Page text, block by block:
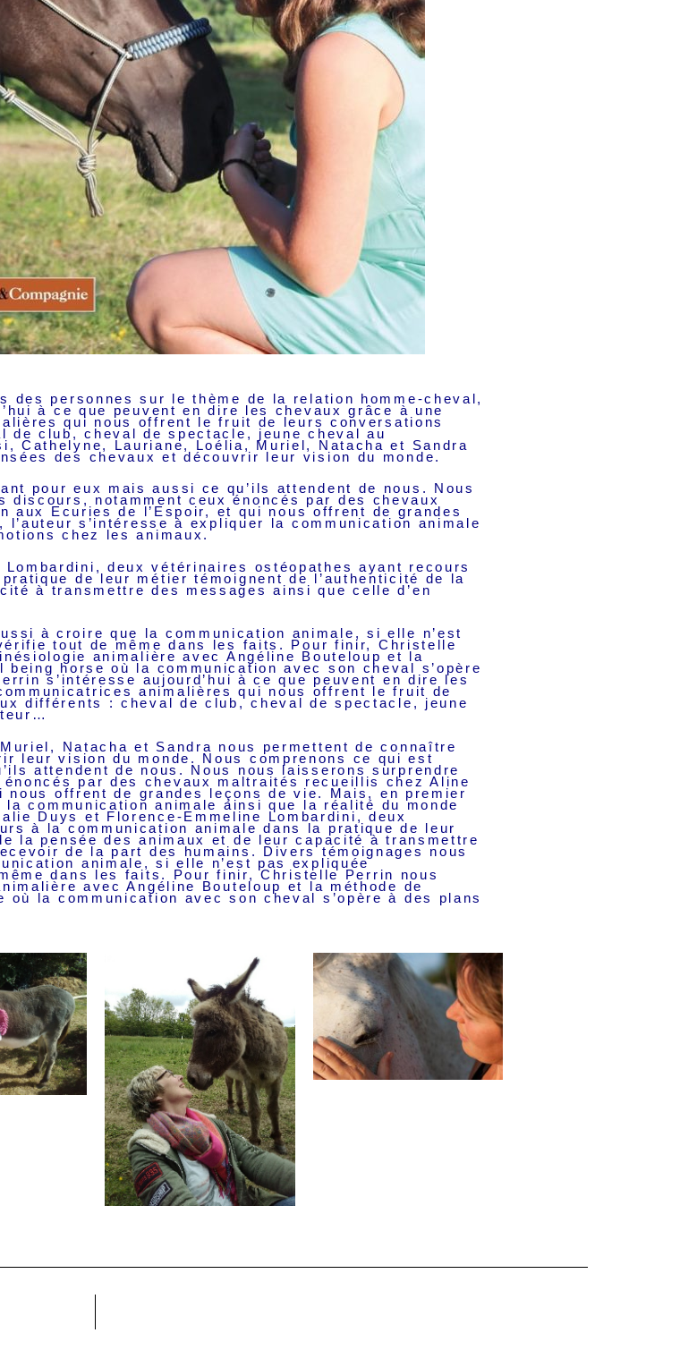
des personnes sur le thème de la relation homme-cheval,
à ce que peuvent en dire les chevaux grâce à une
qui nous offrent le fruit de leurs conversations
de club, cheval de spectacle, jeune cheval au
Cathelyne, Lauriane, Loélia, Muriel, Natacha et Sandra
des chevaux et découvrir leur vision du monde.
pour eux mais aussi ce qu’ils attendent de nous. Nous
notamment ceux énoncés par des chevaux
Ecuries de l’Espoir, et qui nous offrent de grandes
s’intéresse à expliquer la communication animale
chez les animaux.
deux vétérinaires ostéopathes ayant recours
de leur métier témoignent de l’authenticité de la
à transmettre des messages ainsi que celle d’en
à croire que la communication animale, si elle n’est
tout de même dans les faits. Pour finir, Christelle
animalière avec Angéline Bouteloup et la
horse où la communication avec son cheval s’opère
s’intéresse aujourd’hui à ce que peuvent en dire les
animalières qui nous offrent le fruit de
différents : cheval de club, cheval de spectacle, jeune
Natacha et Sandra nous permettent de connaître
leur vision du monde. Nous comprenons ce qui est
attendent de nous. Nous nous laisserons surprendre
par des chevaux maltraités recueillis chez Aline
nous offrent de grandes leçons de vie. Mais, en premier
communication animale ainsi que la réalité du monde
Duys et Florence-Emmeline Lombardini, deux
à la communication animale dans la pratique de leur
la pensée des animaux et de leur capacité à transmettre
de la part des humains. Divers témoignages nous
animale, si elle n’est pas expliquée
dans les faits. Pour finir, Christelle Perrin nous
avec Angéline Bouteloup et la méthode de
la communication avec son cheval s’opère à des plans